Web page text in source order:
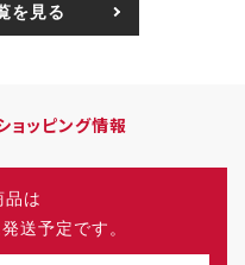
を見る
ョッピング情報
品は
送予定です。